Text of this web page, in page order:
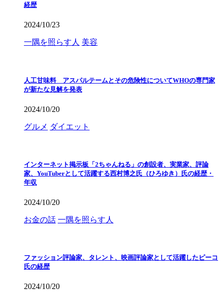
経歴
2024/10/23
一隅を照らす人 美容
人工甘味料 アスパルテームとその危険性についてWHOの専門家
が新たな見解を発表
2024/10/20
グルメ ダイエット
インターネット掲示板「2ちゃんねる」の創設者、実業家、評論
家、YouTuberとして活躍する西村博之氏（ひろゆき）氏の経歴・
年収
2024/10/20
お金の話 一隅を照らす人
ファッション評論家、タレント、映画評論家として活躍したピーコ
氏の経歴
2024/10/20